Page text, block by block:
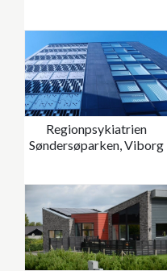
Regionpsykiatrien
Søndersøparken, Viborg